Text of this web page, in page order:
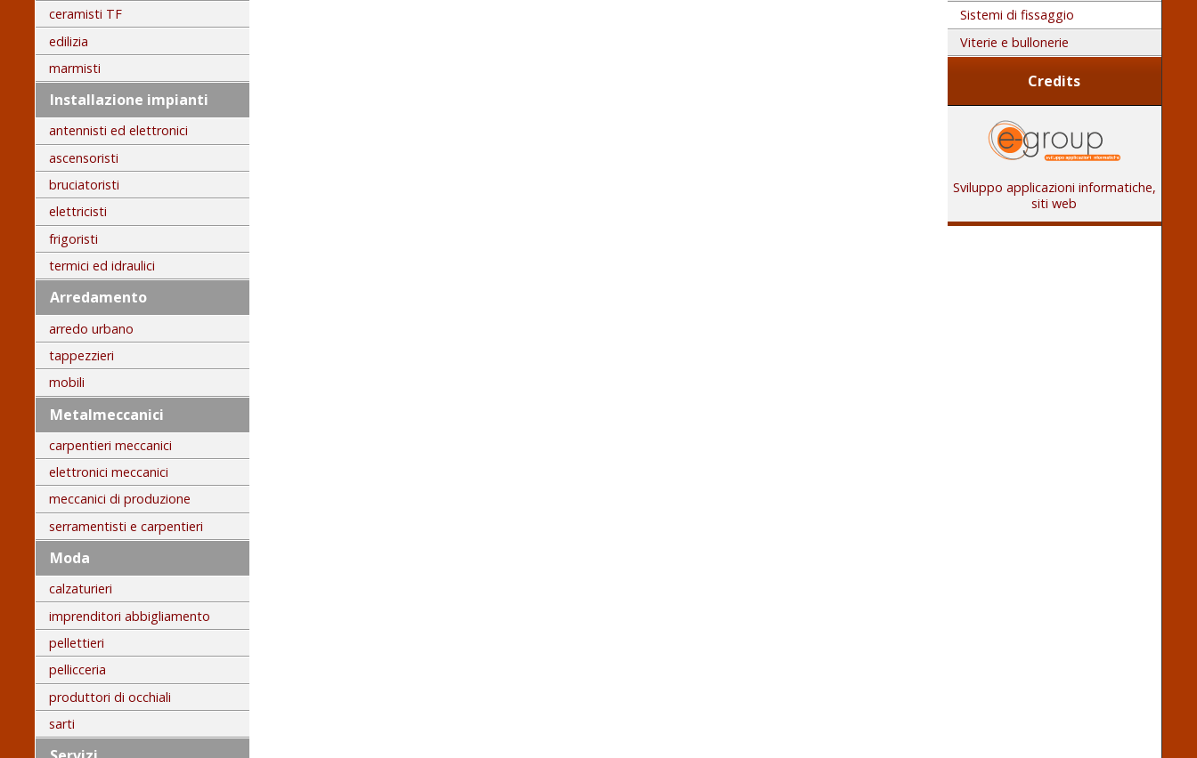
ceramisti TF
edilizia
marmisti
Installazione impianti
antennisti ed elettronici
ascensoristi
bruciatoristi
elettricisti
frigoristi
termici ed idraulici
Arredamento
arredo urbano
tappezzieri
mobili
Metalmeccanici
carpentieri meccanici
elettronici meccanici
meccanici di produzione
serramentisti e carpentieri
Moda
calzaturieri
imprenditori abbigliamento
pellettieri
pellicceria
produttori di occhiali
sarti
Sistemi di fissaggio
Viterie e bullonerie
Credits
Sviluppo applicazioni informatiche,
siti web